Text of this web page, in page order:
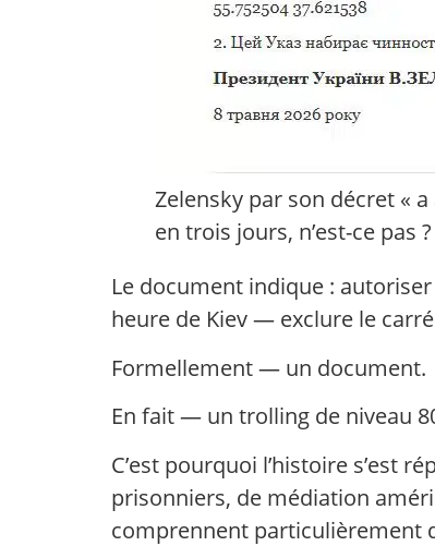
Zelensky par son décret «
en trois jours, n’est-ce pas
Le document indique :
heure de Kiev — exclure le
Formellement — un document.
En fait — un trolling de niveau
C’est pourquoi l’histoire s’est
prisonniers, de médiation
comprennent particulièrement